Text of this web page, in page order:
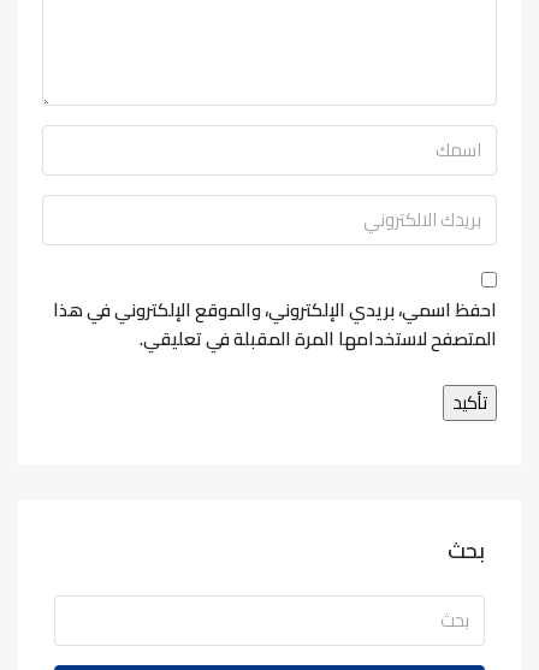
احفظ اسمي، بريدي الإلكتروني، والموقع الإلكتروني في هذا
المتصفح لاستخدامها المرة المقبلة في تعليقي.
بحث